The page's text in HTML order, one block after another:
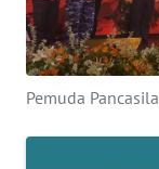
Pemuda Pancasila
INFO
IKLAN